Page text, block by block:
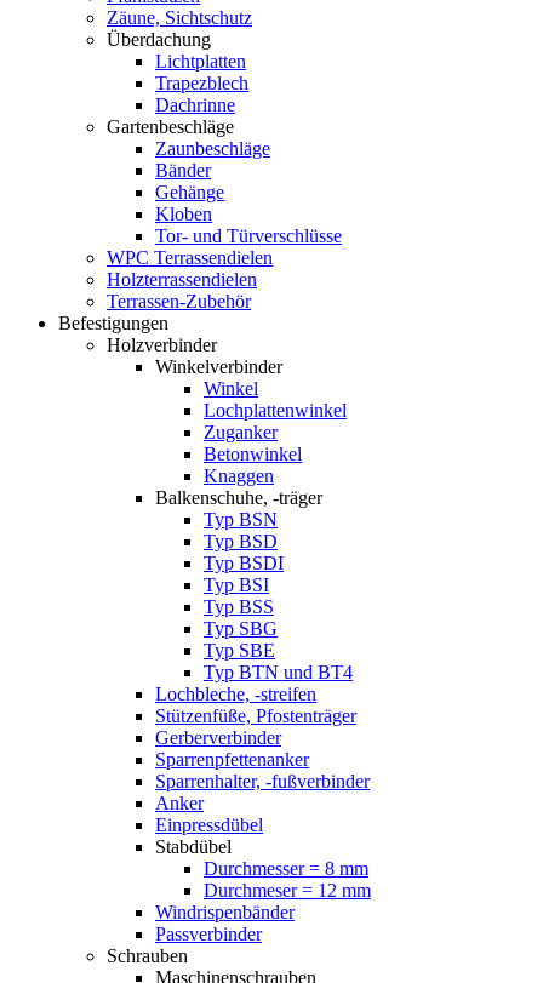
Zäune, Sichtschutz
Überdachung
Lichtplatten
Trapezblech
Dachrinne
Gartenbeschläge
Zaunbeschläge
Bänder
Gehänge
Kloben
Tor- und Türverschlüsse
WPC Terrassendielen
Holzterrassendielen
Terrassen-Zubehör
Befestigungen
Holzverbinder
Winkelverbinder
Winkel
Lochplattenwinkel
Zuganker
Betonwinkel
Knaggen
Balkenschuhe, -träger
Typ BSN
Typ BSD
Typ BSDI
Typ BSI
Typ BSS
Typ SBG
Typ SBE
Typ BTN und BT4
Lochbleche, -streifen
Stützenfüße, Pfostenträger
Gerberverbinder
Sparrenpfettenanker
Sparrenhalter, -fußverbinder
Anker
Einpressdübel
Stabdübel
Durchmesser = 8 mm
Durchmeser = 12 mm
Windrispenbänder
Passverbinder
Schrauben
Maschinenschrauben